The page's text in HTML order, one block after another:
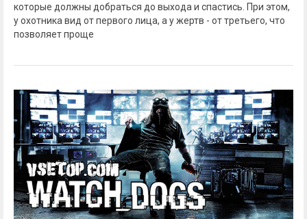
которые должны добраться до выхода и спастись. При этом,
у охотника вид от первого лица, а у жертв - от третьего, что
позволяет проще